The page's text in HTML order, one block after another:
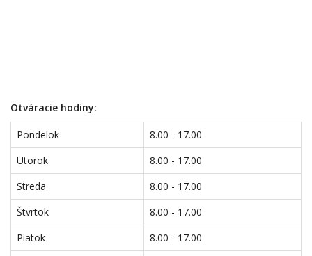
Otváracie hodiny:
Pondelok
8.00 - 17.00
Utorok
8.00 - 17.00
Streda
8.00 - 17.00
Štvrtok
8.00 - 17.00
Piatok
8.00 - 17.00